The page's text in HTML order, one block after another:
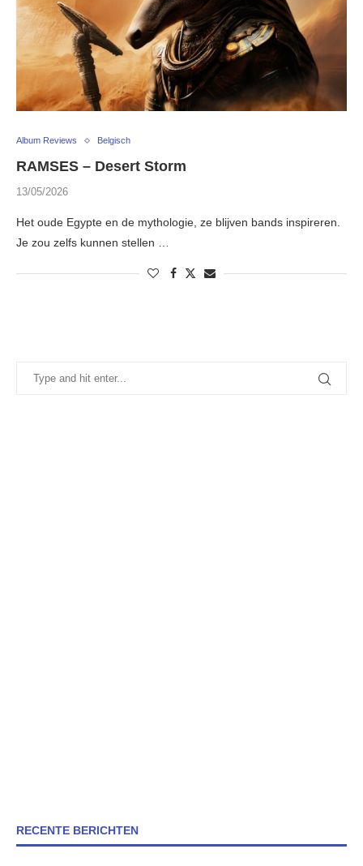
Album Reviews Belgisch
RAMSES – Desert Storm
13/05/2026
Het oude Egypte en de mythologie, ze blijven bands inspireren.
Je zou zelfs kunnen stellen …
RECENTE BERICHTEN